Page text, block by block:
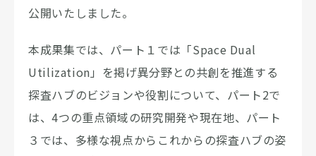
公開いたしました。
本成果集では、パート１では「Space Dual
Utilization」を掲げ異分野との共創を推進する
探査ハブのビジョンや役割について、パート2で
は、4つの重点領域の研究開発や現在地、パート
３では、多様な視点からこれからの探査ハブの姿